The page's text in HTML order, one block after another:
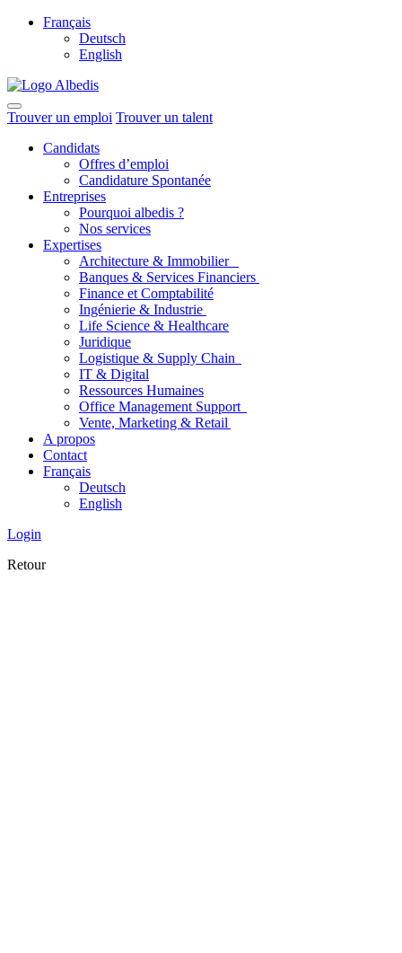
Français
Deutsch
English
Trouver un emploi Trouver un talent
Candidats
Offres d’emploi
Candidature Spontanée
Entreprises
Pourquoi albedis ?
Nos services
Expertises
Architecture & Immobilier
Banques & Services Financiers
Finance et Comptabilité
Ingénierie & Industrie
Life Science & Healthcare
Juridique
Logistique & Supply Chain
IT & Digital
Ressources Humaines
Office Management Support
Vente, Marketing & Retail
A propos
Contact
Français
Deutsch
English
Login
Retour